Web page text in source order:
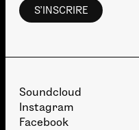
Soundcloud
Instagram
Facebook